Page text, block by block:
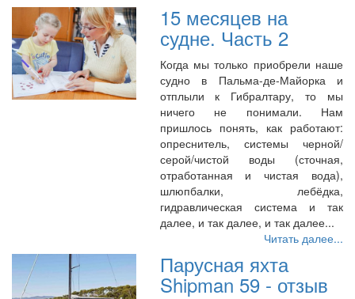
15 месяцев на
судне. Часть 2
Когда мы только приобрели наше
судно в Пальма-де-Майорка и
отплыли к Гибралтару, то мы
ничего не понимали. Нам
пришлось понять, как работают:
опреснитель, системы черной/
серой/чистой воды (сточная,
отработанная и чистая вода),
шлюпбалки, лебёдка,
гидравлическая система и так
далее, и так далее, и так далее...
Читать далее...
Парусная яхта
Shipman 59 - отзыв